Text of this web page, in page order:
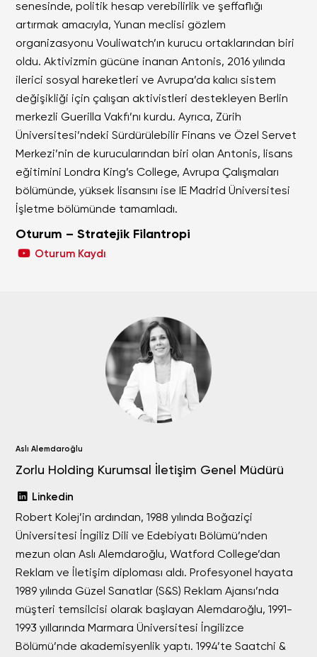
senesinde, politik hesap verebilirlik ve şeffaflığı
artırmak amacıyla, Yunan meclisi gözlem
organizasyonu Vouliwatch’ın kurucu ortaklarından biri
oldu. Aktivizmin gücüne inanan Antonis, 2016 yılında
ilerici sosyal hareketleri ve Avrupa’da kalıcı sistem
değişikliği için çalışan aktivistleri destekleyen Berlin
merkezli Guerilla Vakfı’nı kurdu. Ayrıca, Zürih
Üniversitesi’ndeki Sürdürülebilir Finans ve Özel Servet
Merkezi’nin de kurucularından biri olan Antonis, lisans
eğitimini Londra King’s College, Avrupa Çalışmaları
bölümünde, yüksek lisansını ise IE Madrid Üniversitesi
İşletme bölümünde tamamladı.
Oturum – Stratejik Filantropi
Oturum Kaydı
Aslı Alemdaroğlu
Zorlu Holding Kurumsal İletişim Genel Müdürü
Linkedin
Robert Kolej’in ardından, 1988 yılında Boğaziçi
Üniversitesi İngiliz Dili ve Edebiyatı Bölümü’nden
mezun olan Aslı Alemdaroğlu, Watford College’dan
Reklam ve İletişim diploması aldı. Profesyonel hayata
1989 yılında Güzel Sanatlar (S&S) Reklam Ajansı’nda
müşteri temsilcisi olarak başlayan Alemdaroğlu, 1991-
1993 yıllarında Marmara Üniversitesi İngilizce
Bölümü’nde akademisyenlik yaptı. 1994’te Saatchi &